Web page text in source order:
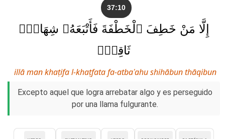
37:10
إِلَّا مَنْ خَطِفَ ٱلْخَطْفَةَ فَأَتْبَعَهُۥ شِهَابٌۭ
ثَاقِبٌۭ
illā man khaṭifa l-khaṭfata fa-atbaʿahu shihābun thāqibun
Excepto aquel que logra arrebatar algo y es perseguido
por una llama fulgurante.